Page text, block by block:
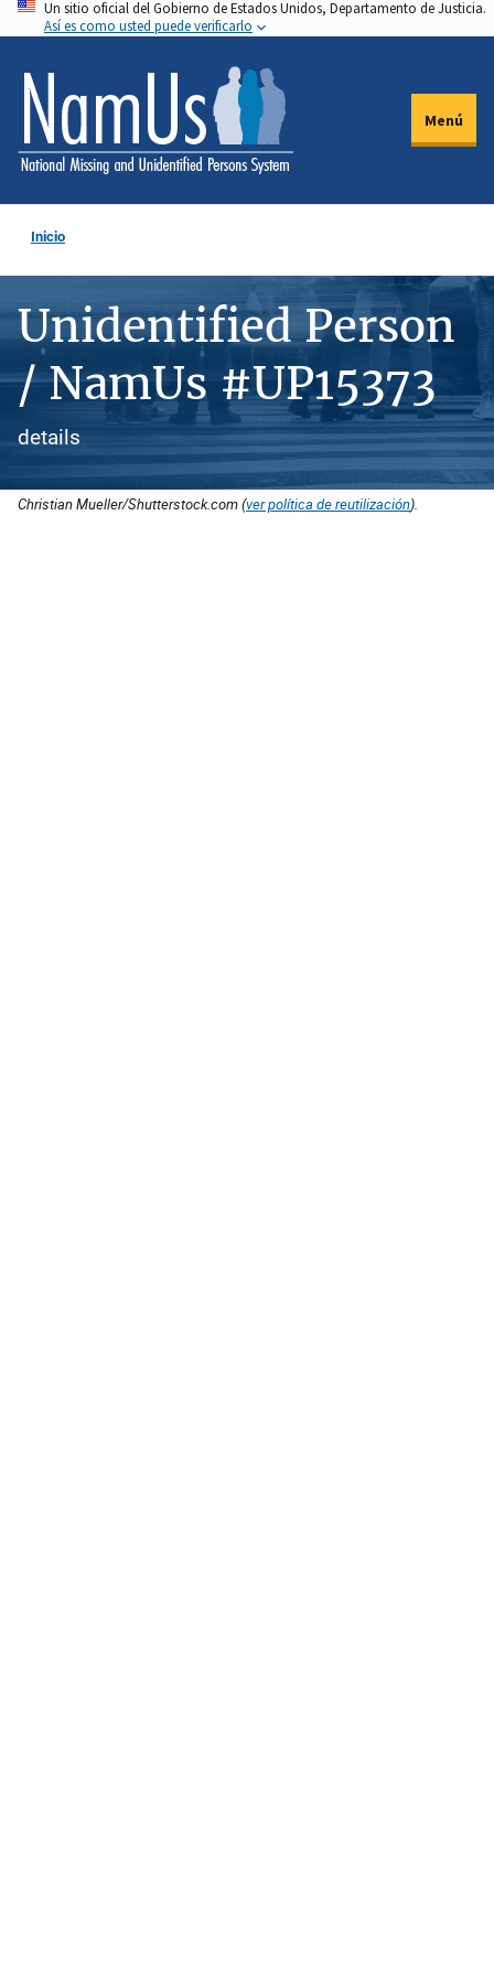
Pasar
al
contenido
principal
Un sitio oficial del Gobierno de Estados Unidos, Departamento de Justicia.
Así es como usted puede verificarlo
Menú
Inicio
Unidentified Person
/ NamUs #UP15373
details
Christian Mueller/Shutterstock.com (ver política de reutilización).